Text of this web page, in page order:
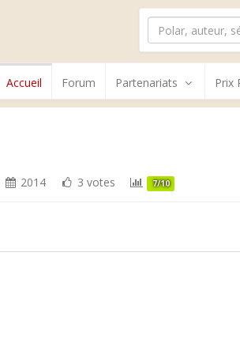
Accueil Forum Partenariats Prix
2014 3 votes 7/10